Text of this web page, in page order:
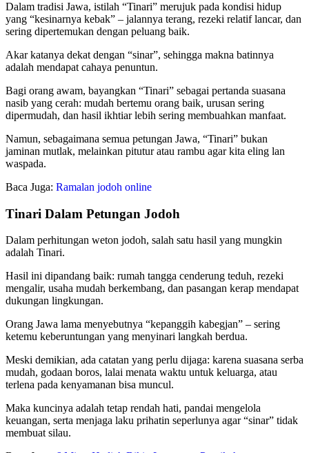
Dalam tradisi Jawa, istilah “Tinari” merujuk pada kondisi hidup
yang “kesinarnya kebak” – jalannya terang, rezeki relatif lancar, dan
sering dipertemukan dengan peluang baik.
Akar katanya dekat dengan “sinar”, sehingga makna batinnya
adalah mendapat cahaya penuntun.
Bagi orang awam, bayangkan “Tinari” sebagai pertanda suasana
nasib yang cerah: mudah bertemu orang baik, urusan sering
dipermudah, dan hasil ikhtiar lebih sering membuahkan manfaat.
Namun, sebagaimana semua petungan Jawa, “Tinari” bukan
jaminan mutlak, melainkan pitutur atau rambu agar kita eling lan
waspada.
Baca Juga: Ramalan jodoh online
Tinari Dalam Petungan Jodoh
Dalam perhitungan weton jodoh, salah satu hasil yang mungkin
adalah Tinari.
Hasil ini dipandang baik: rumah tangga cenderung teduh, rezeki
mengalir, usaha mudah berkembang, dan pasangan kerap mendapat
dukungan lingkungan.
Orang Jawa lama menyebutnya “kepanggih kabegjan” – sering
ketemu keberuntungan yang menyinari langkah berdua.
Meski demikian, ada catatan yang perlu dijaga: karena suasana serba
mudah, godaan boros, lalai menata waktu untuk keluarga, atau
terlena pada kenyamanan bisa muncul.
Maka kuncinya adalah tetap rendah hati, pandai mengelola
keuangan, serta menjaga laku prihatin seperlunya agar “sinar” tidak
membuat silau.